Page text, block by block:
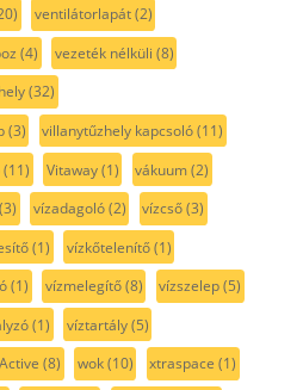
ventilátorlapát(2)
(4) vezeték nélküli (8)
(32)
(3) villanytűzhely kapcsoló(11)
(11) Vitaway(1) vákuum(2)
(3) vízadagoló(2) vízcső(3)
(1) vízkőtelenítő(1)
(1) vízmelegítő(8) vízszelep(5)
(1) víztartály(5)
(8) wok(10) xtraspace (1)